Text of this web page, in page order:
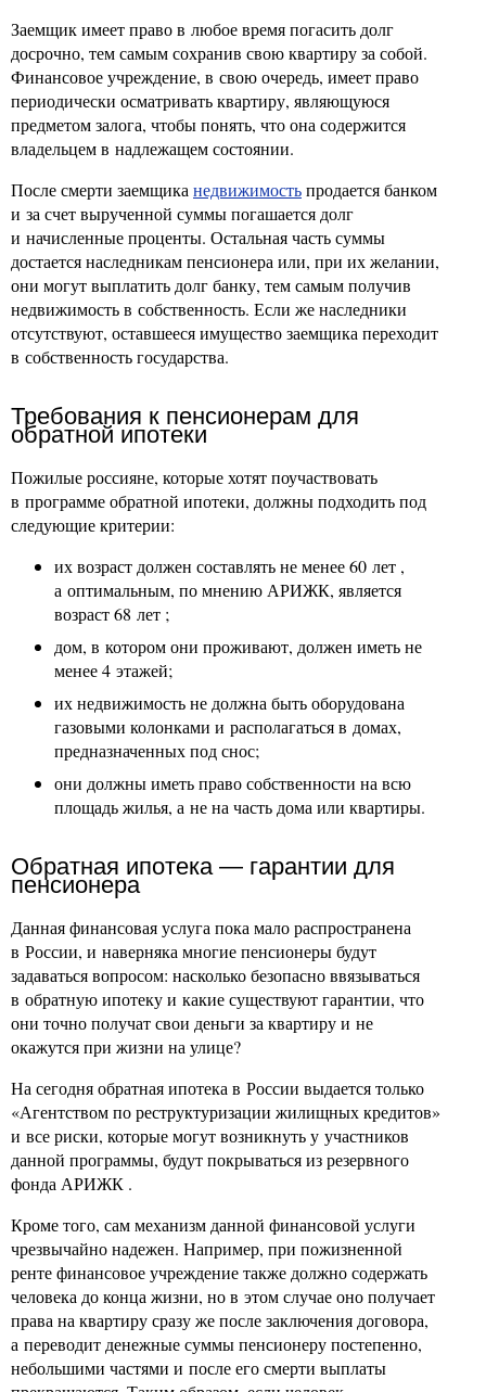
Заемщик имеет право в любое время погасить долг
досрочно, тем самым сохранив свою квартиру за собой.
Финансовое учреждение, в свою очередь, имеет право
периодически осматривать квартиру, являющуюся
предметом залога, чтобы понять, что она содержится
владельцем в надлежащем состоянии.
После смерти заемщика недвижимостьпродается банком
и за счет вырученной суммы погашается долг
и начисленные проценты. Остальная часть суммы
достается наследникам пенсионера или, при их желании,
они могут выплатить долг банку, тем самым получив
недвижимость в собственность. Если же наследники
отсутствуют, оставшееся имущество заемщика переходит
в собственность государства.
Требования к пенсионерам для
обратной ипотеки
Пожилые россияне, которые хотят поучаствовать
в программе обратной ипотеки, должны подходить под
следующие критерии:
их возраст должен составлять не менее 60 лет ,
а оптимальным, по мнению АРИЖК, является
возраст 68 лет ;
дом, в котором они проживают, должен иметь не
менее 4 этажей;
их недвижимость не должна быть оборудована
газовыми колонками и располагаться в домах,
предназначенных под снос;
они должны иметь право собственности на всю
площадь жилья, а не на часть дома или квартиры.
Обратная ипотека — гарантии для
пенсионера
Данная финансовая услуга пока мало распространена
в России, и наверняка многие пенсионеры будут
задаваться вопросом: насколько безопасно ввязываться
в обратную ипотеку и какие существуют гарантии, что
они точно получат свои деньги за квартиру и не
окажутся при жизни на улице?
На сегодня обратная ипотека в России выдается только
«Агентством по реструктуризации жилищных кредитов»
и все риски, которые могут возникнуть у участников
данной программы, будут покрываться из резервного
фонда АРИЖК .
Кроме того, сам механизм данной финансовой услуги
чрезвычайно надежен. Например, при пожизненной
ренте финансовое учреждение также должно содержать
человека до конца жизни, но в этом случае оно получает
права на квартиру сразу же после заключения договора,
а переводит денежные суммы пенсионеру постепенно,
небольшими частями и после его смерти выплаты